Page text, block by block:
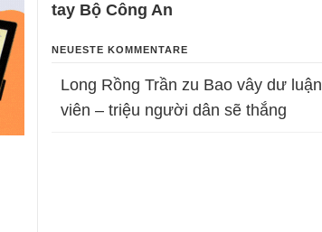
tay Bộ Công An
NEUESTE KOMMENTARE
Long Rồng Trần zu Bao vây dư luận
viên – triệu người dân sẽ thắng